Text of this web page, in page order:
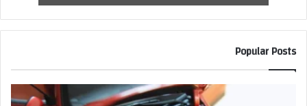
Popular Posts